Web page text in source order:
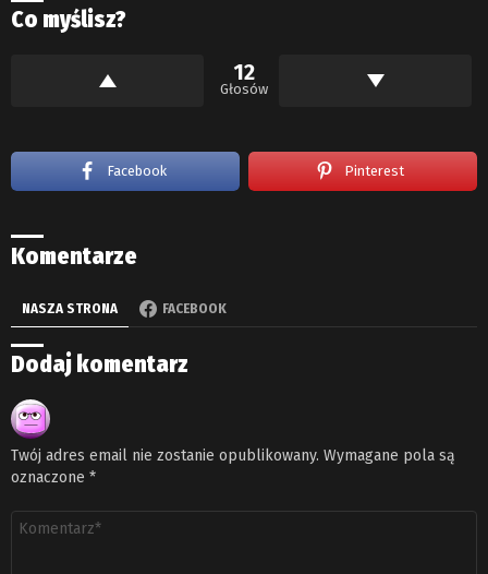
Co myślisz?
12
Głosów
Facebook Pinterest
Komentarze
NASZA STRONA FACEBOOK
Dodaj komentarz
Twój adres email nie zostanie opublikowany. Wymagane pola są
oznaczone *